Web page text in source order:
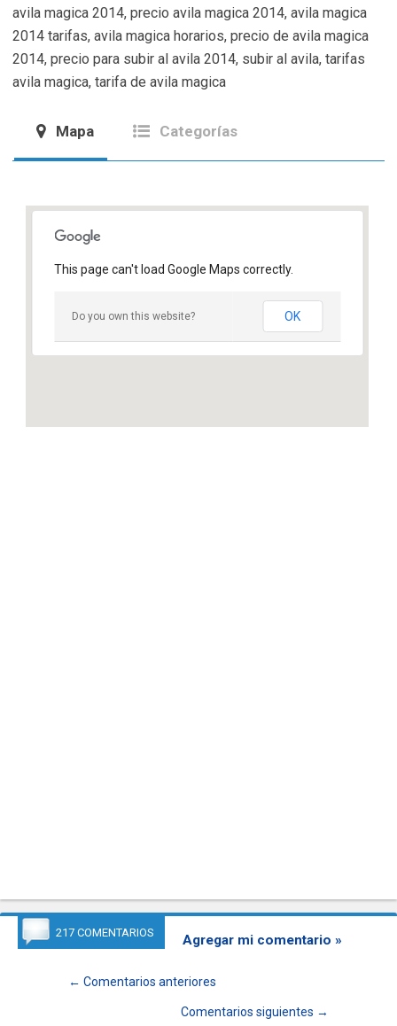
avila magica 2014, precio avila magica 2014, avila magica
2014 tarifas, avila magica horarios, precio de avila magica
2014, precio para subir al avila 2014, subir al avila, tarifas
avila magica, tarifa de avila magica
Mapa Categorías
This page can't load Google Maps correctly.
Do you own this website? OK
217 COMENTARIOS Agregar mi comentario »
← Comentarios anteriores
Comentarios siguientes →